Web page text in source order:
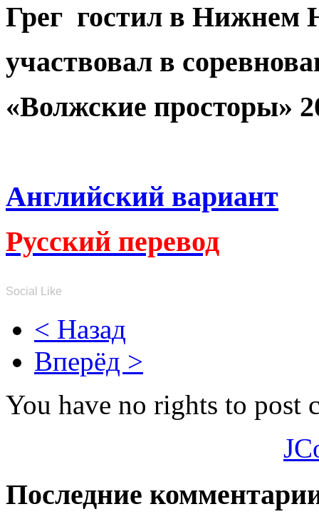
Грег гостил в Нижнем
участвовал в
«Волжские просторы»
Английский вариант
Русский перевод
Social Like
< Назад
Вперёд >
You have no rights to post
Последние